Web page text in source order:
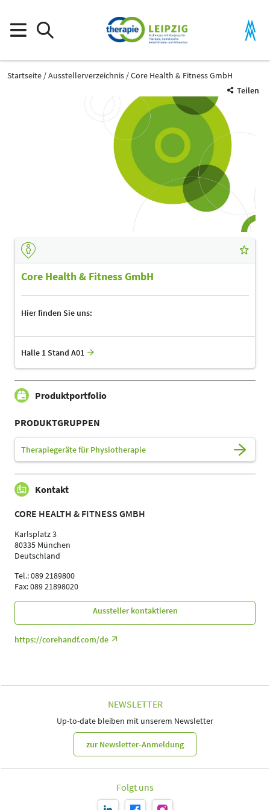
Startseite Ausstellerverzeichnis
Core Health & Fitness GmbH
Teilen
Core Health & Fitness GmbH
Hier finden Sie uns:
Halle 1 Stand A01
Produktportfolio
PRODUKTGRUPPEN
Therapiegeräte für Physiotherapie
Kontakt
CORE HEALTH & FITNESS GMBH
Karlsplatz 3
80335 München
Deutschland
Tel.: 089 2189800
Fax: 089 21898020
Aussteller kontaktieren
https://corehandf.com/de
NEWSLETTER
Up-to-date bleiben mit unserem Newsletter
zur Newsletter-Anmeldung
Folgt uns